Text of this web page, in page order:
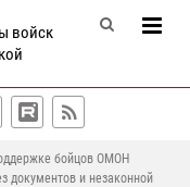
войск
бойцов ОМОН
документов и незаконной